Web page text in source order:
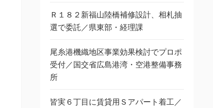
Ｒ１８２新福山陸橋補修設計、相札抽
選で委託／県東部・経理課
尾糸港機織地区事業効果検討でプロポ
受付／国交省広島港湾・空港整備事務
所
皆実６丁目に賃貸用Ｓアパート着工／